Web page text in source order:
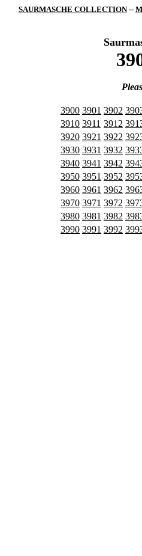
SAURMASCHE COLLECTION--
3900 3901 3902
3910 3911 3912
3920 3921 3922
3930 3931 3932
3940 3941 3942
3950 3951 3952
3960 3961 3962
3970 3971 3972
3980 3981 3982
3990 3991 3992